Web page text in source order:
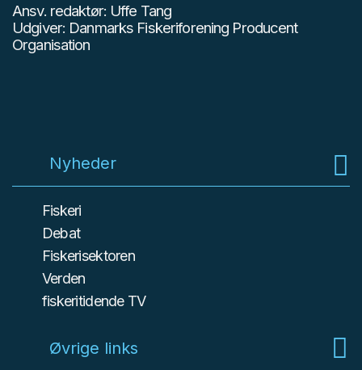
Ansv. redaktør: Uffe Tang
Udgiver: Danmarks Fiskeriforening Producent
Organisation
Nyheder
Fiskeri
Debat
Fiskerisektoren
Verden
fiskeritidende TV
Øvrige links